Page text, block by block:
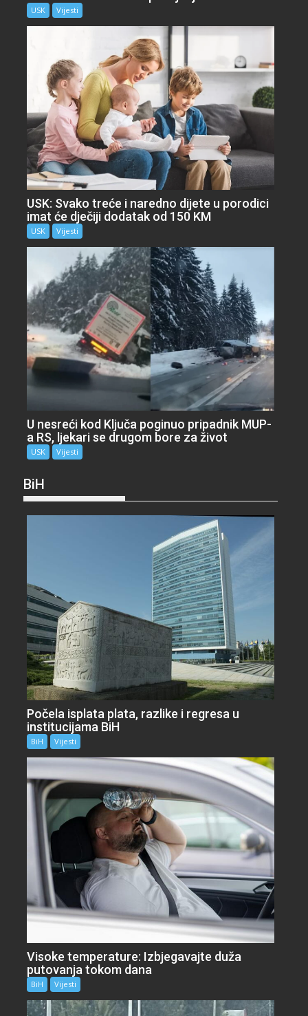
USK Vijesti
USK: Svako treće i naredno dijete u porodici
imat će dječiji dodatak od 150 KM
USK Vijesti
U nesreći kod Ključa poginuo pripadnik MUP-
a RS, ljekari se drugom bore za život
USK Vijesti
BiH
Počela isplata plata, razlike i regresa u
institucijama BiH
BiH Vijesti
Visoke temperature: Izbjegavajte duža
putovanja tokom dana
BiH Vijesti